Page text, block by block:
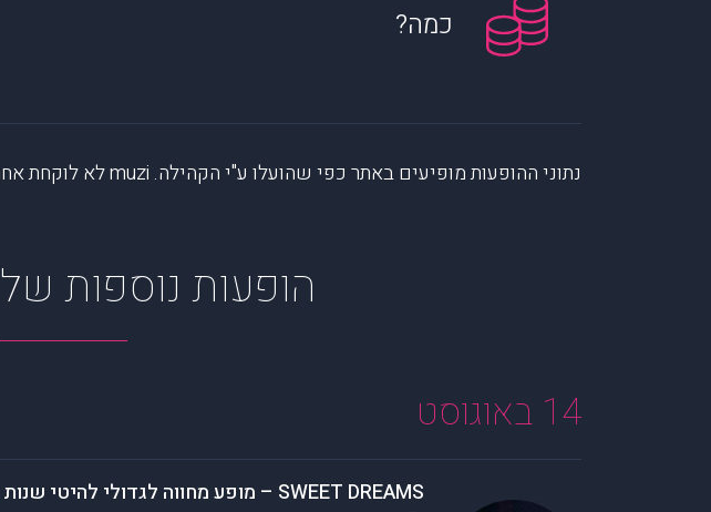
כמה?
נתוני ההופעות מופיעים באתר כפי שהועלו ע"י הקהילה. muzi לא לוקחת אחריות על המיידעים המוצגים.
הופעות נוספות של FLAME and DANCE
14 באוגוסט
SWEET DREAMS – מופע מחווה לגדולי להיטי שנות ה 80